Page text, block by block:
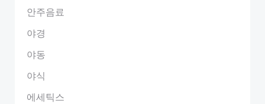
안주음료
야경
야동
야식
에세틱스